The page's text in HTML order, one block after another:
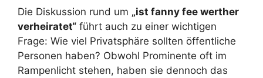
Die Diskussion rund um „ist fanny fee werther
verheiratet“ führt auch zu einer wichtigen
Frage: Wie viel Privatsphäre sollten öffentliche
Personen haben? Obwohl Prominente oft im
Rampenlicht stehen, haben sie dennoch das